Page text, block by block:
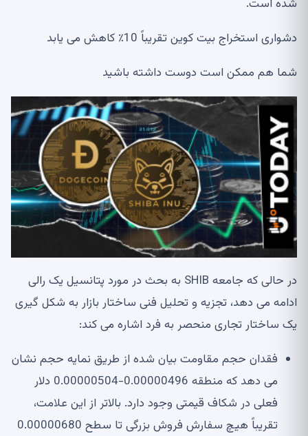
شده است.
دشواری استخراج بیت کوین تقریباً 10٪ کاهش می یابد
شما هم ممکن است دوست داشته باشید
در حالی که جامعه SHIB به بحث در مورد پتانسیل یک رالی
ادامه می دهد، تجزیه و تحلیل فنی ساختار بازار به شکل گیری
یک ساختار تجاری منحصر به فرد اشاره می کند:
فقدان حجم مقاومت بیان شده از طریق نمایه حجم نشان
می دهد که منطقه 0.00000496-0.00000504 دلار
فعلی در شکاف قیمتی وجود دارد. بالاتر از این علامت،
تقریباً هیچ سفارش فروش بزرگی تا سطح 0.00000680